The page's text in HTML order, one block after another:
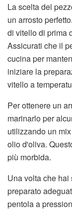
La scelta del
un arrosto
di vitello di prima
Assicurati che il
cucina per
iniziare la
vitello a
Per ottenere un
marinarlo per
utilizzando un
olio d'oliva.
più morbida.
Una volta che
preparato
pentola a